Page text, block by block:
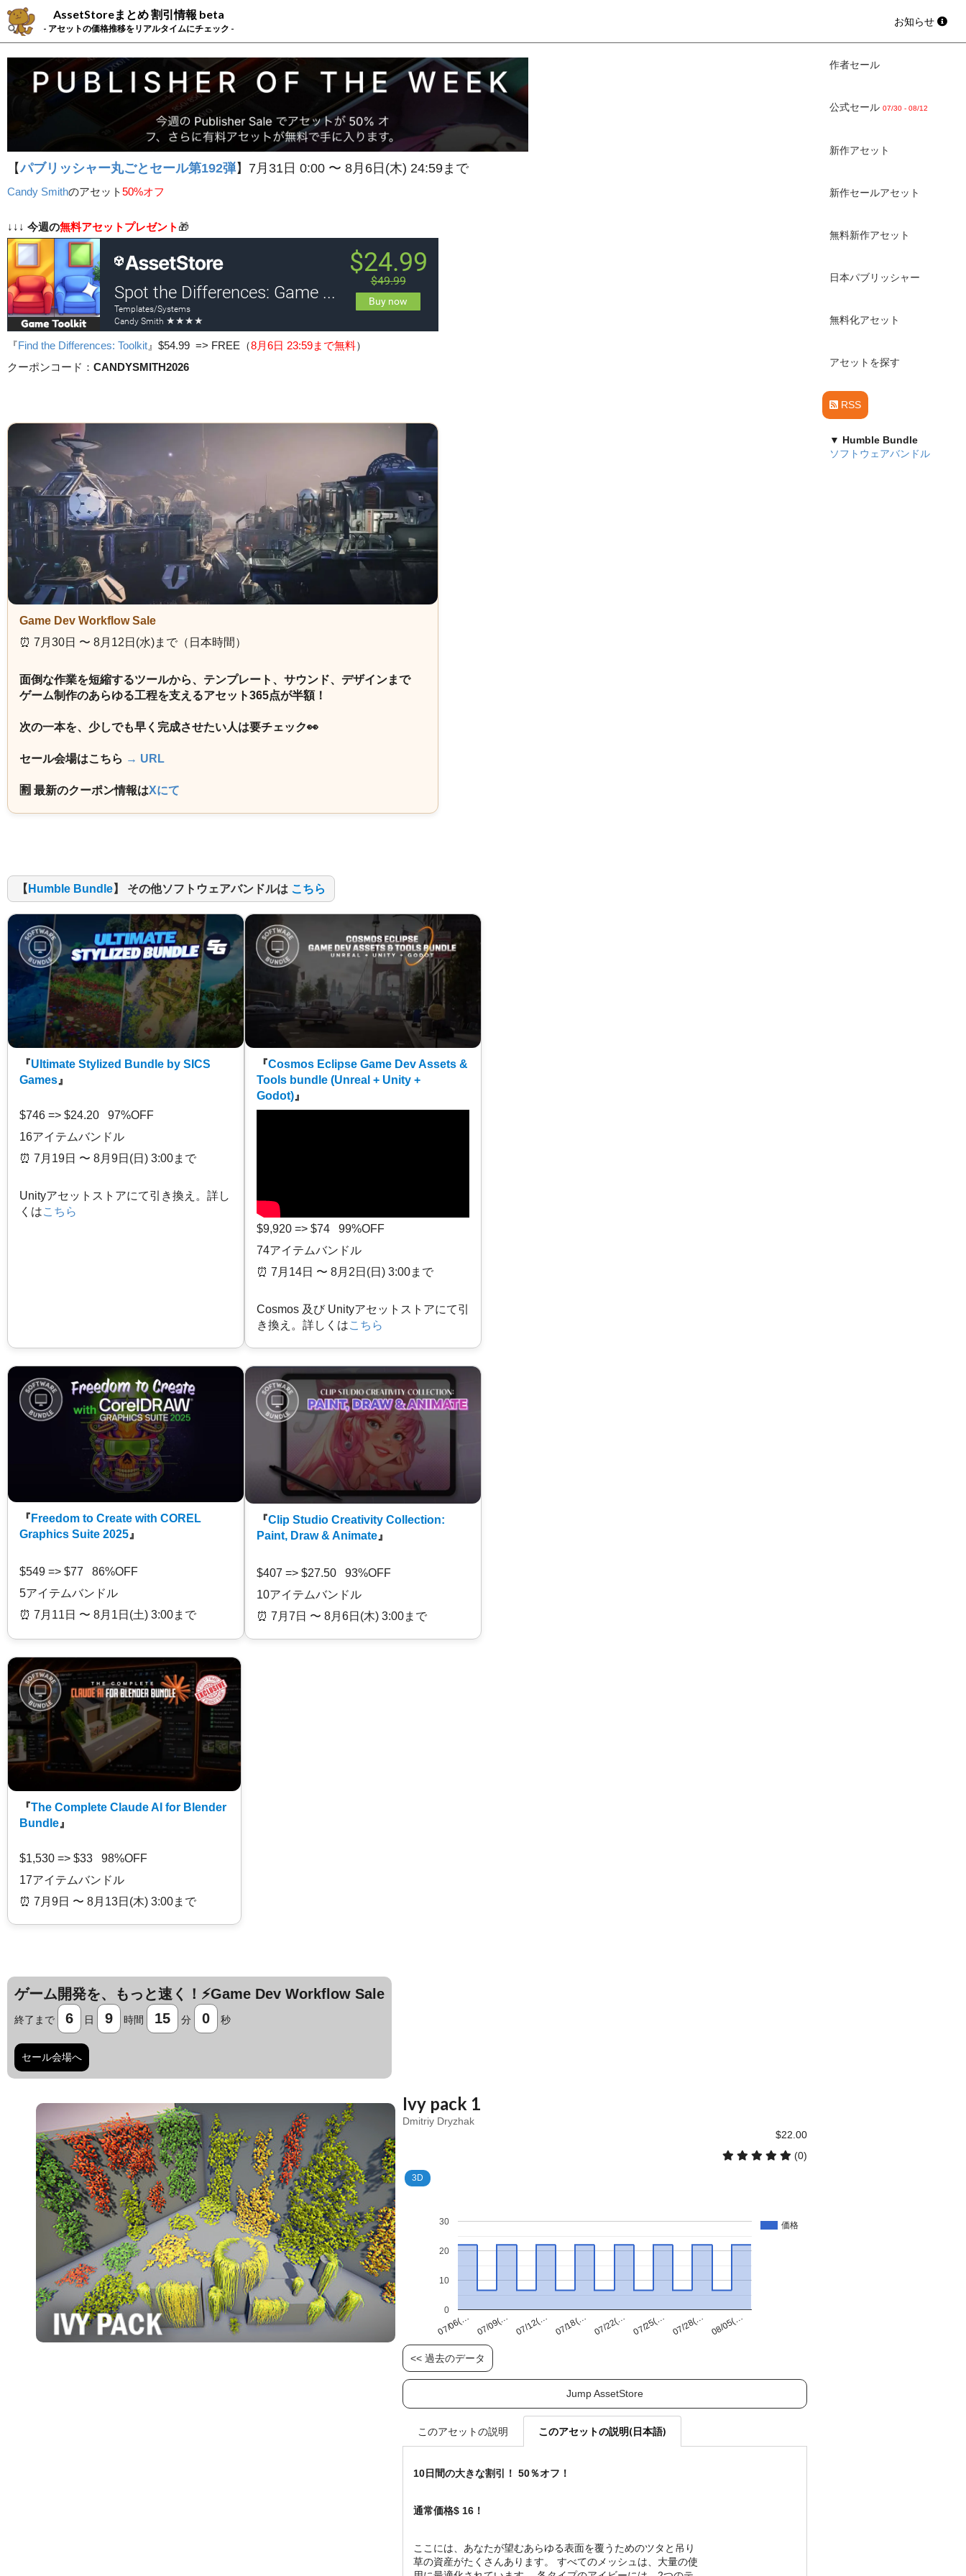
AssetStoreまとめ 割引情報 beta
- アセットの価格推移をリアルタイムにチェック -
お知らせ
【パブリッシャー丸ごとセール第192弾】7月31日 0:00 〜 8月6日(木) 24:59まで
Candy Smithのアセット50%オフ
↓↓↓ 今週の無料アセットプレゼント 🎁
『Find the Differences: Toolkit 』 $54.99 => FREE （8月6日 23:59まで無料）
クーポンコード： CANDYSMITH2026
Game Dev Workflow Sale
⏰️ 7月30日 〜 8月12日(水)まで（日本時間）
面倒な作業を短縮するツールから、テンプレート、サウンド、デザインまで
ゲーム制作のあらゆる工程を支えるアセット365点が半額！
次の一本を、少しでも早く完成させたい人は要チェック👀
セール会場はこちら → URL
🈹 最新のクーポン情報はXにて
【 Humble Bundle】 その他ソフトウェアバンドルは こちら
『Ultimate Stylized Bundle by SICS
Games』
$746 => $24.20 97%OFF
16アイテムバンドル
⏰️ 7月19日 〜 8月9日(日) 3:00まで
Unityアセットストアにて引き換え。詳し
くはこちら
『Cosmos Eclipse Game Dev Assets &
Tools bundle (Unreal + Unity +
Godot)』
$9,920 => $74 99%OFF
74アイテムバンドル
⏰️ 7月14日 〜 8月2日(日) 3:00まで
Cosmos 及び Unityアセットストアにて引
き換え。詳しくはこちら
『 Freedom to Create with COREL
Graphics Suite 2025 』
$549 => $77 86%OFF
5アイテムバンドル
⏰️ 7月11日 〜 8月1日(土) 3:00まで
『Clip Studio Creativity Collection:
Paint, Draw & Animate 』
$407 => $27.50 93%OFF
10アイテムバンドル
⏰️ 7月7日 〜 8月6日(木) 3:00まで
『The Complete Claude AI for Blender
Bundle 』
$1,530 => $33 98%OFF
17アイテムバンドル
⏰️ 7月9日 〜 8月13日(木) 3:00まで
ゲーム開発を、もっと速く！⚡️Game Dev Workflow Sale
終了まで 6 日 9 時間 14 分 59 秒
セール会場へ
Ivy pack 1
Dmitriy Dryzhak
$22.00
(0)
3D
価格
07/06(… 07/09(… 07/12(… 07/18(… 07/22(… 07/25(… 07/28(… 08/05(…
0
10
20
30
<< 過去のデータ
Jump AssetStore
このアセットの説明 このアセットの説明(日本語)
10日間の大きな割引！ 50％オフ！
通常価格$ 16！
ここには、あなたが望むあらゆる表面を覆うためのツタと吊り
草の資産がたくさんあります。 すべてのメッシュは、大量の使
作者セール
公式セール 07/30 - 08/12
新作アセット
新作セールアセット
無料新作アセット
日本パブリッシャー
無料化アセット
アセットを探す
RSS
▼ Humble Bundle
ソフトウェアバンドル